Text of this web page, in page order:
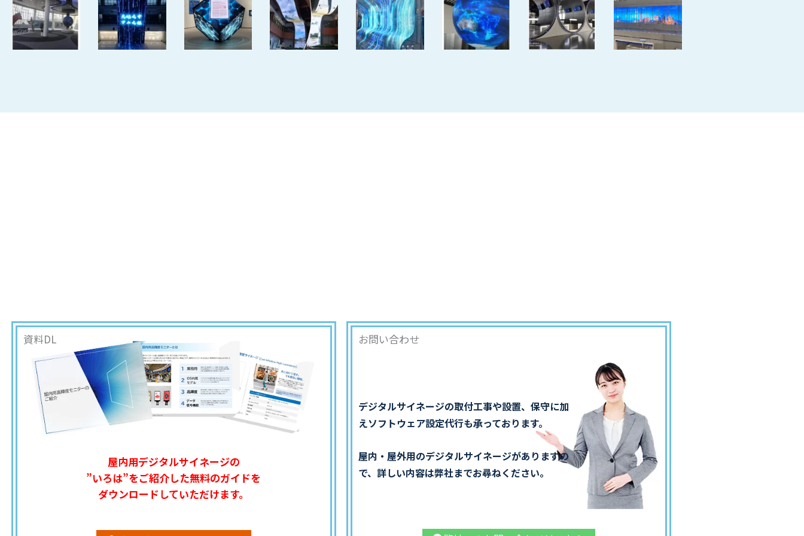
資料DL
屋内用デジタルサイネージの
”いろは”をご紹介した無料のガイドを
ダウンロードしていただけます。
お問い合わせ
デジタルサイネージの取付工事や設置、保守に加
えソフトウェア設定代行も承っております。
屋内・屋外用のデジタルサイネージがありますの
で、詳しい内容は弊社までお尋ねください。